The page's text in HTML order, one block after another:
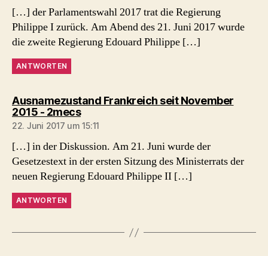
[…] der Parlamentswahl 2017 trat die Regierung
Philippe I zurück. Am Abend des 21. Juni 2017 wurde
die zweite Regierung Edouard Philippe […]
ANTWORTEN
Ausnamezustand Frankreich seit November
2015 - 2mecssagt:
22. Juni 2017 um 15:11
[…] in der Diskussion. Am 21. Juni wurde der
Gesetzestext in der ersten Sitzung des Ministerrats der
neuen Regierung Edouard Philippe II […]
ANTWORTEN